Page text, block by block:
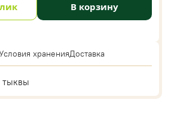
В корзину
храненияДоставка
тыквы